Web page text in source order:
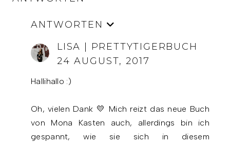
ANTWORTEN
LISA | PRETTYTIGERBUCH
24 AUGUST, 2017
Hallihallo :)
Oh, vielen Dank 💛 Mich reizt das neue Buch
von Mona Kasten auch, allerdings bin ich
gespannt, wie sie sich in diesem